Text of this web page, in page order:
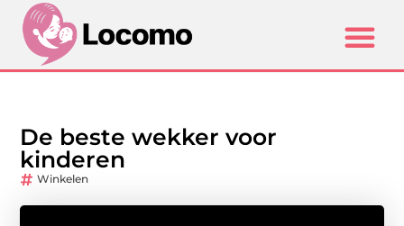
De beste wekker voor
kinderen
Winkelen